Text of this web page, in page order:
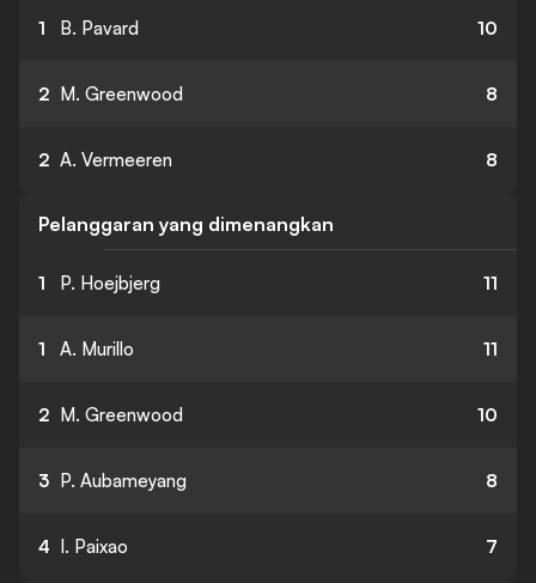
1 B. Pavard 10
2 M. Greenwood 8
2 A. Vermeeren 8
Pelanggaran yang dimenangkan
1 P. Hoejbjerg 11
1 A. Murillo 11
2 M. Greenwood 10
3 P. Aubameyang 8
4 I. Paixao 7